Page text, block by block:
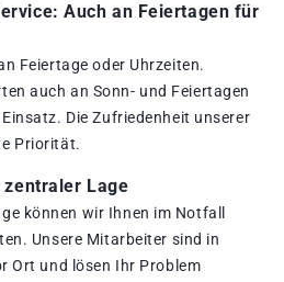
Auch an Feiertagen für
Feiertage oder Uhrzeiten.
auch an Sonn- und Feiertagen
Die Zufriedenheit unserer
Priorität.
Lage
können wir Ihnen im Notfall
Unsere Mitarbeiter sind in
Ort und lösen Ihr Problem